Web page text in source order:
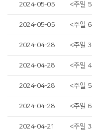
2024-05-05
2024-05-05
2024-04-28 <주일
2024-04-28
2024-04-28
2024-04-28
2024-04-21